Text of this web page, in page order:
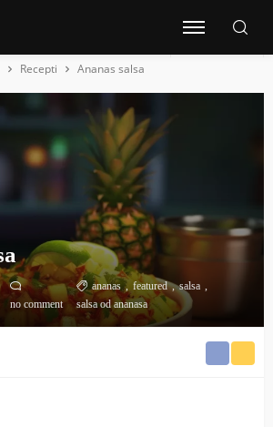
Recepti Ananas salsa
no comment
ananas featured
salsa
salsa od ananasa